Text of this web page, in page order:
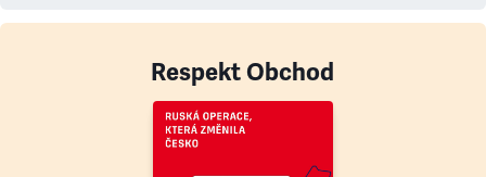
Respekt Obchod